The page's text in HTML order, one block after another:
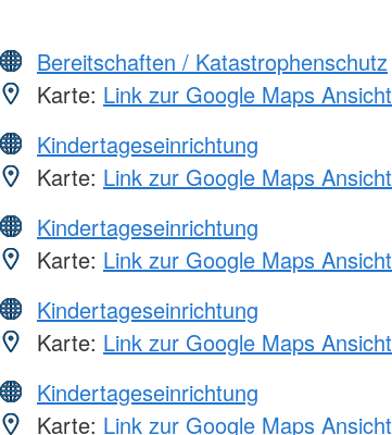
Bereitschaften / Katastrophenschutz
Karte: Link zur Google Maps Ansicht
Kindertageseinrichtung
Karte: Link zur Google Maps Ansicht
Kindertageseinrichtung
Karte: Link zur Google Maps Ansicht
Kindertageseinrichtung
Karte: Link zur Google Maps Ansicht
Kindertageseinrichtung
Karte: Link zur Google Maps Ansicht